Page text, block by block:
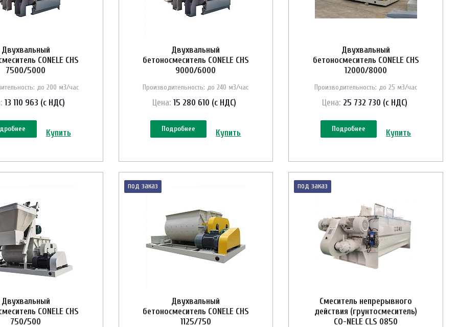
Двухвальный
CONELE CHS
7500/5000
до 200 м3/час
13 110 963 (с НДС)
Купить
Двухвальный
бетоносмеситель CONELE CHS
9000/6000
Производительность: до 240 м3/час
Цена: 15 280 610 (с НДС)
Подробнее Купить
Двухвальный
бетоносмеситель CONELE CHS
12000/8000
Производительность: до 25 м3/час
Цена: 25 732 730 (с НДС)
Подробнее Купить
Двухвальный
CONELE CHS
750/500
под заказ
Двухвальный
бетоносмеситель CONELE CHS
1125/750
под заказ
Смеситель непрерывного
действия (грунтосмеситель)
CO-NELE CLS 0850